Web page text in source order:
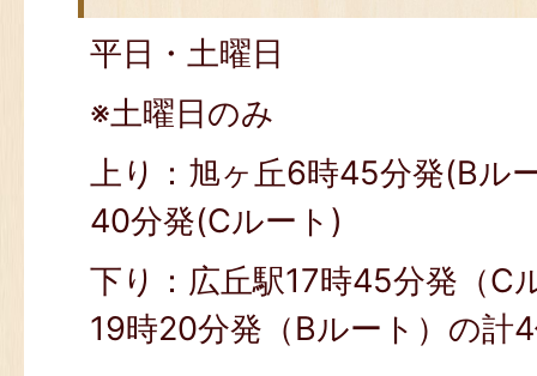
平日・土曜日
※土曜日のみ
上り：旭ヶ丘6時45分発(Bル
40分発(Cルート)
下り：広丘駅17時45分発（C
19時20分発（Bルート）の計